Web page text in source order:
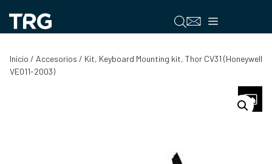
contenido
Menú
Inicio / Accesorios / Kit, Keyboard Mounting kit, Thor CV31 (Honeywell
VE011-2003)